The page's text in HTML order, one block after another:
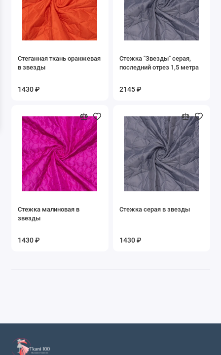
Стеганная ткань оранжевая
в звезды
1430 ₽
Стежка "Звезды" серая,
последний отрез 1,5 метра
2145 ₽
Стежка малиновая в
звезды
1430 ₽
Стежка серая в звезды
1430 ₽